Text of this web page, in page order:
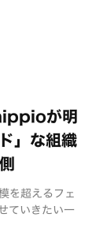
が明
」な組織
を超えるフェ
ていきたい一